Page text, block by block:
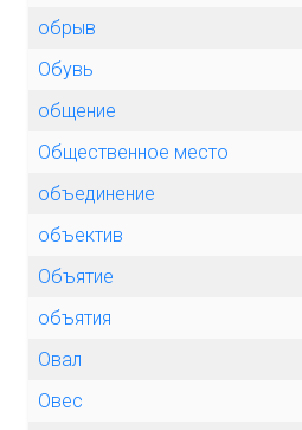
обрыв
Обувь
общение
Общественное место
объединение
объектив
Объятие
объятия
Овал
Овес